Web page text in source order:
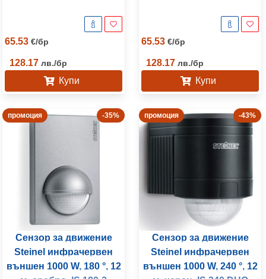
65.53 €/бр
128.17 лв./бр
Купи
65.53 €/бр
128.17 лв./бр
Купи
промоция -35%
Сензор за движение
Steinel инфрачервен
външен 1000 W, 180 °, 12
промоция -43%
Сензор за движение
Steinel инфрачервен
външен 1000 W, 240 °, 12